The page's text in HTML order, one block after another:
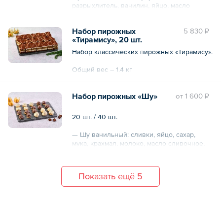
разрыхлитель, ванилин, яйцо, масло
растительное, курага.
5 830 ₽
Набор пирожных
«Тирамису», 20 шт.
Набор классических пирожных «Тирамису».
Общий вес – 1.4 кг
oт 1 600 ₽
Набор пирожных «Шу»
20 шт. / 40 шт.
— Шу ванильный: сливки, яйцо, сахар,
мука, крахмал, молоко, масло сливочное,
— Шу шоколадный: молоко, крахмал, мука,
сахар, яйцо, сливки, шоколад темный,
глазурь кондитерская белая, гель
Показать ещё 5